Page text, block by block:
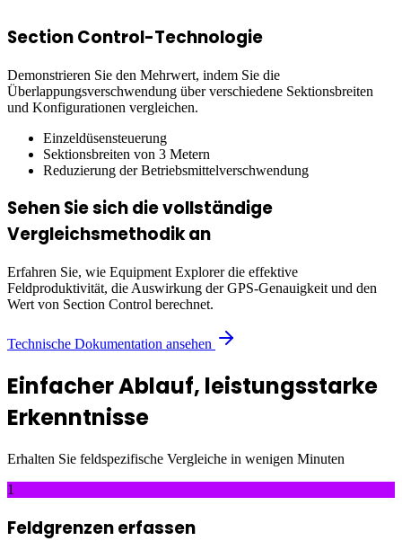
Section Control-Technologie
Demonstrieren Sie den Mehrwert, indem Sie die
Überlappungsverschwendung über verschiedene Sektionsbreiten
und Konfigurationen vergleichen.
Einzeldüsensteuerung
Sektionsbreiten von 3 Metern
Reduzierung der Betriebsmittelverschwendung
Sehen Sie sich die vollständige
Vergleichsmethodik an
Erfahren Sie, wie Equipment Explorer die effektive
Feldproduktivität, die Auswirkung der GPS-Genauigkeit und den
Wert von Section Control berechnet.
Technische Dokumentation ansehen
Einfacher Ablauf, leistungsstarke
Erkenntnisse
Erhalten Sie feldspezifische Vergleiche in wenigen Minuten
1
Feldgrenzen erfassen